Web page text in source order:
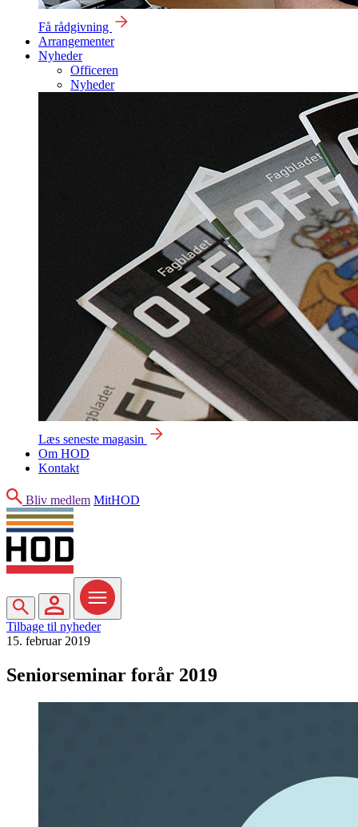
Få rådgivning
Arrangementer
Nyheder
Officeren
Nyheder
Læs seneste magasin
Om HOD
Kontakt
Søg
Bliv medlem MitHOD
Søg MitHOD Menu
Tilbage til nyheder
15. februar 2019
Seniorseminar forår 2019